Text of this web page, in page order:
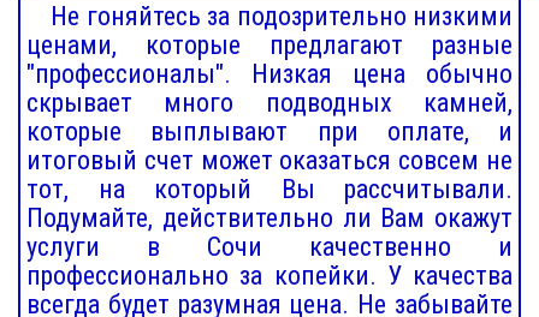
Не гоняйтесь за подозрительно низкими
ценами, которые предлагают разные
"профессионалы". Низкая цена обычно
скрывает много подводных камней,
которые выплывают при оплате, и
итоговый счет может оказаться совсем не
тот, на который Вы рассчитывали.
Подумайте, действительно ли Вам окажут
услуги в Сочи качественно и
профессионально за копейки. У качества
всегда будет разумная цена. Не забывайте